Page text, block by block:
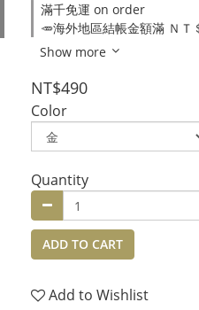
滿千免運 on order
🥕海外地區結帳金額滿 Ｎ
Show more
NT$490
Color
Quantity
ADD TO CART
Add to Wishlist